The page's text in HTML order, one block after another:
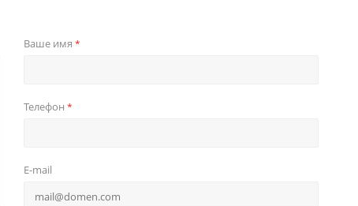
Ваше имя *
Телефон *
E-mail